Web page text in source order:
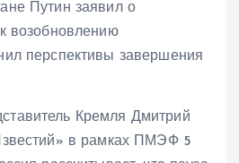
Путин заявил о
возобновлению
перспективы завершения
Кремля Дмитрий
в рамках ПМЭФ 5